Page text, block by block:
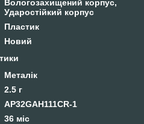
Вологозахищений корпус,
Ударостійкий корпус
Пластик
Новий
Металік
2.5 г
AP32GAH111CR-1
36 міс